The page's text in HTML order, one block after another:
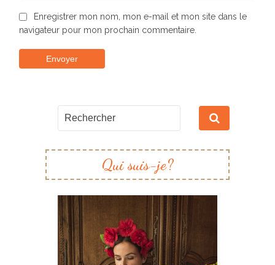
Enregistrer mon nom, mon e-mail et mon site dans le
navigateur pour mon prochain commentaire.
Qui suis-je?